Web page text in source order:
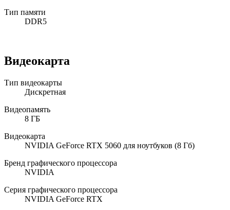
Тип памяти
DDR5
Видеокарта
Тип видеокарты
Дискретная
Видеопамять
8 ГБ
Видеокарта
NVIDIA GeForce RTX 5060 для ноутбуков (8 Гб)
Бренд графического процессора
NVIDIA
Серия графического процессора
NVIDIA GeForce RTX